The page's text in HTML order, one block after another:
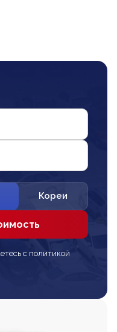
Кореи
с политикой